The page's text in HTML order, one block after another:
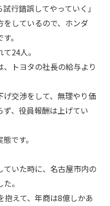
行錯誤してやっていく」
をしているので、ホンダ
。
24人。
トヨタの社長の給与より
交渉をして、無理やり価
、役員報酬は上げてい
です。
いた時に、名古屋市内の
。
抱えて、年商は8億しかあ